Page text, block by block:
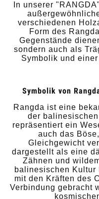
In unserer
verschiedenen
Form des
Gegenstände
sondern auch als
Symbolik und
Symbolik von
Rangda ist eine
der
repräsentiert ein
auch das
Gleichgewicht
dargestellt als eine
Zähnen und
balinesischen Kultur
mit den Kräften des
Verbindung gebracht